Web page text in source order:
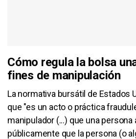
Cómo regula la bolsa
fines de manipulación
La normativa bursátil de Estados
que "es un acto o práctica
manipulador (...) que una persona
públicamente que la persona (o